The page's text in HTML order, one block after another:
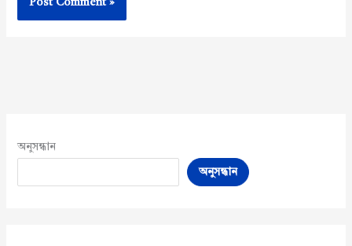
অনুসন্ধান
অনুসন্ধান